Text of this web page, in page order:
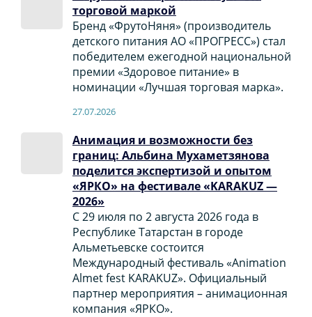
торговой маркой
Бренд «ФрутоНяня» (производитель
детского питания АО «ПРОГРЕСС») стал
победителем ежегодной национальной
премии «Здоровое питание» в
номинации «Лучшая торговая марка».
27.07.2026
Анимация и возможности без
границ: Альбина Мухаметзянова
поделится экспертизой и опытом
«ЯРКО» на фестивале «KARAKUZ —
2026»
С 29 июля по 2 августа 2026 года в
Республике Татарстан в городе
Альметьевске состоится
Международный фестиваль «Animation
Almet fest KARAKUZ». Официальный
партнер мероприятия – анимационная
компания «ЯРКО».